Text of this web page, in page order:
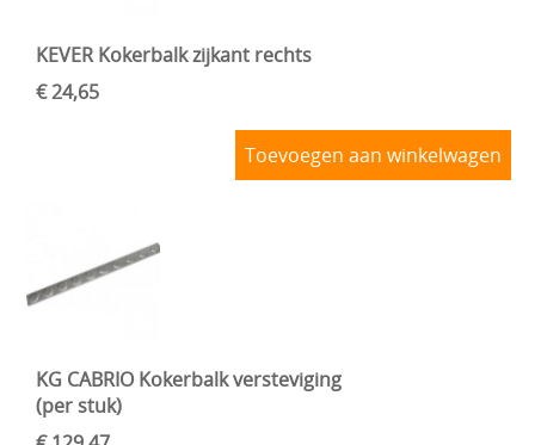
KEVER Kokerbalk zijkant rechts
€ 24,65
Toevoegen aan winkelwagen
KG CABRIO Kokerbalk versteviging
(per stuk)